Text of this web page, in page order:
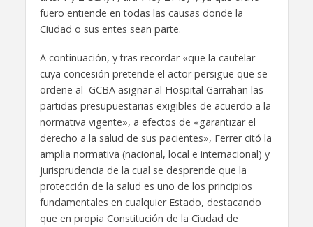
fuero entiende en todas las causas donde la
Ciudad o sus entes sean parte.
A continuación, y tras recordar «que la cautelar
cuya concesión pretende el actor persigue que se
ordene al GCBA asignar al Hospital Garrahan las
partidas presupuestarias exigibles de acuerdo a la
normativa vigente», a efectos de «garantizar el
derecho a la salud de sus pacientes», Ferrer citó la
amplia normativa (nacional, local e internacional) y
jurisprudencia de la cual se desprende que la
protección de la salud es uno de los principios
fundamentales en cualquier Estado, destacando
que en propia Constitución de la Ciudad de